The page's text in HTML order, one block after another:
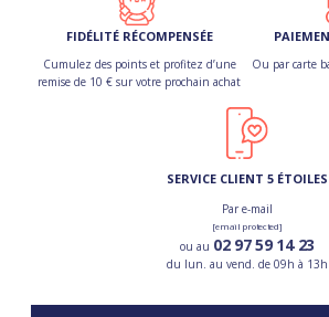
FIDÉLITÉ RÉCOMPENSÉE
Cumulez des points et profitez d’une
remise de 10 € sur votre prochain achat
Ou par carte
SERVICE CLIENT 5 ÉTOILES
Par e-mail
[email protected]
ou au 02 97 59 14 23
du lun. au vend. de 09h à 13h